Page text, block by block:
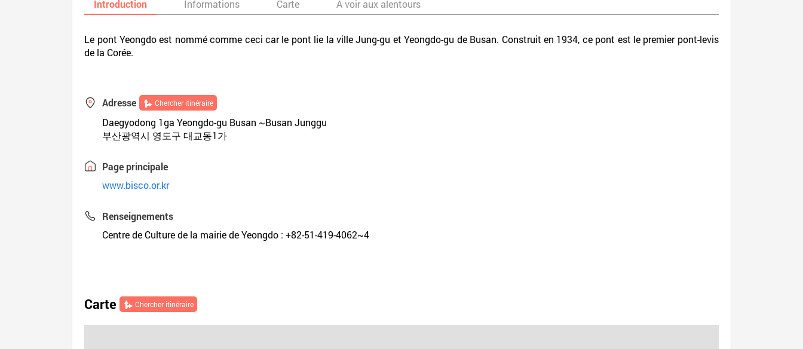
Introduction Informations Carte A voir aux alentours
Le pont Yeongdo est nommé comme ceci car le pont lie la ville Jung-gu et Yeongdo-gu de Busan. Construit en 1934, ce pont est le premier pont-levis
de la Corée.
Adresse Chercher itinéraire
Daegyodong 1ga Yeongdo-gu Busan ~Busan Junggu
부산광역시 영도구 대교동1가
Page principale
www.bisco.or.kr
Renseignements
Centre de Culture de la mairie de Yeongdo : +82-51-419-4062~4
Carte Chercher itinéraire